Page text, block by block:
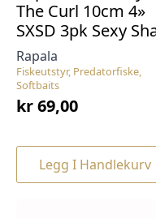
Fiskeutstyr, Predatorfiske,
Softbaits
Rapala
The Curl 10cm 4»
SXSD 3pk Sexy
kr69,00
Legg I Handlekurv